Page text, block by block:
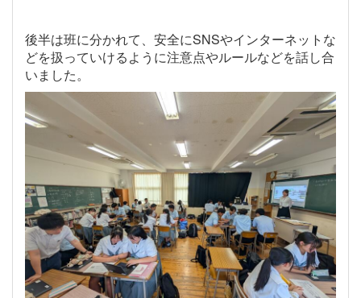
後半は班に分かれて、安全にSNSやインターネットな
どを扱っていけるように注意点やルールなどを話し合
いました。